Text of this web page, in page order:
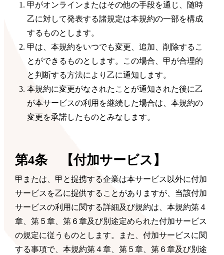
甲がオンラインまたはその他の手段を通じ、随時
乙に対して発表する諸規定は本規約の一部を構成
するものとします。
甲は、本規約をいつでも変更、追加、削除するこ
とができるものとします。この場合、甲が合理的
と判断する方法により乙に通知します。
本規約に変更がなされたことが通知された後に乙
が本サービスの利用を継続した場合は、本規約の
変更を承諾したものとみなします。
第4条 【付加サービス】
甲または、甲と提携する企業は本サービス以外に付加
サービスを乙に提供することがありますが、当該付加
サービスの利用に関する詳細及び規約は、本規約第４
章、第５章、第６章及び別途定められた付加サービス
の規定に従うものとします。また、付加サービスに関
する事項で、本規約第４章、第５章、第６章及び別途